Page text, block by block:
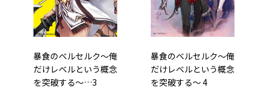
暴食のベルセルク～俺
だけレベルという概念
を突破する～…3
暴食のベルセルク～俺
だけレベルという概念
を突破する～ 4